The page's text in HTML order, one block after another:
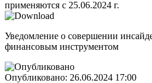
применяются с 25.06.2024 г.
Уведомление о совершении
финансовым инструментом
Опубликовано: 26.06.2024 17:00